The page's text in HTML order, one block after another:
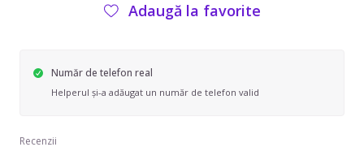
Adaugă la favorite
Număr de telefon real
Helperul și-a adăugat un număr de telefon valid
Recenzii